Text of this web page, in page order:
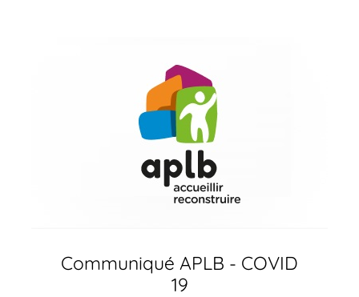
Communiqué APLB - COVID
19